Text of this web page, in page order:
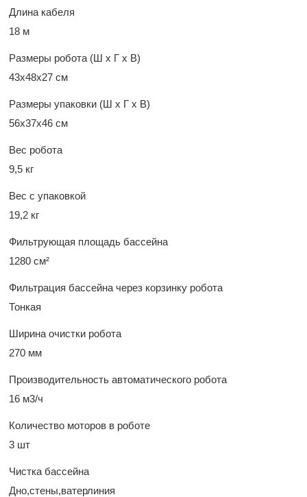
Длина кабеля
18 м
Размеры робота (Ш x Г x В)
43х48х27 см
Размеры упаковки (Ш x Г x В)
56х37х46 см
Вес робота
9,5 кг
Вес с упаковкой
19,2 кг
Фильтрующая площадь бассейна
1280 см²
Фильтрация бассейна через корзинку робота
Тонкая
Ширина очистки робота
270 мм
Производительность автоматического робота
16 м3/ч
Количество моторов в роботе
3 шт
Чистка бассейна
Дно,стены,ватерлиния